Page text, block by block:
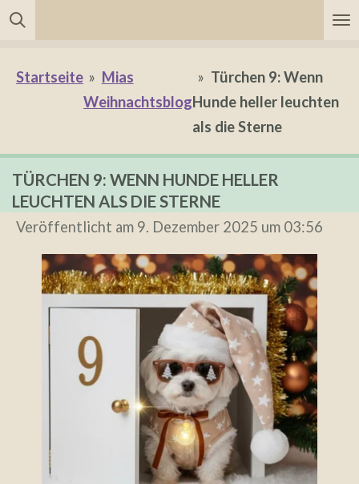
Zum
Hauptinhalt
springen
Startseite » Mias
Weihnachtsblog
» Türchen 9: Wenn
Hunde heller leuchten
als die Sterne
TÜRCHEN 9: WENN HUNDE HELLER
LEUCHTEN ALS DIE STERNE
Veröffentlicht am 9. Dezember 2025 um 03:56